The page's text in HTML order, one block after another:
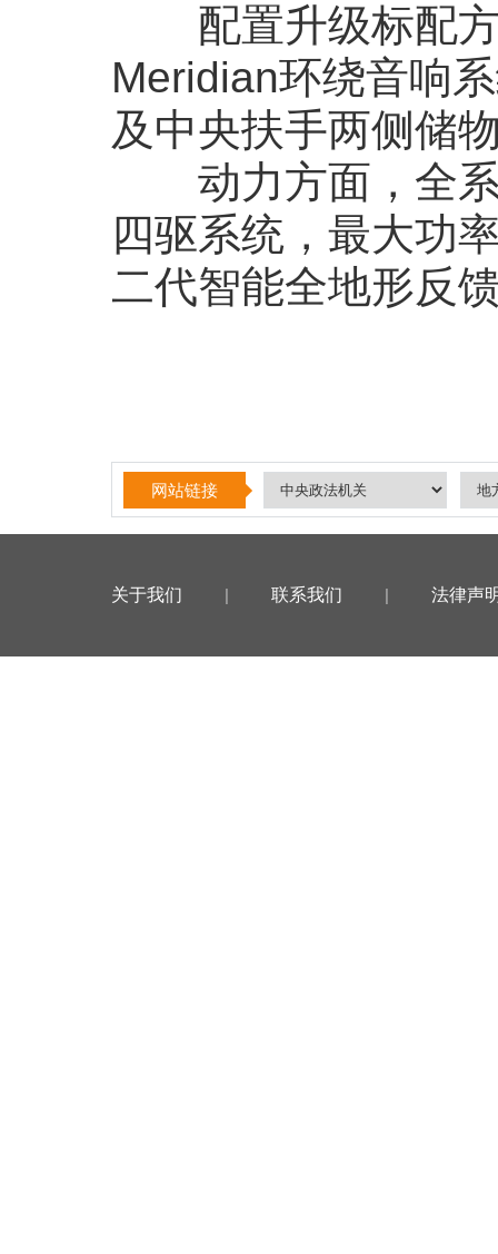
配置升级标配方
Meridian环绕音响
及中央扶手两侧储
动力方面，全系
四驱系统，最大功
二代智能全地形反
网站链接
关于我们 | 联系我们 | 法律声